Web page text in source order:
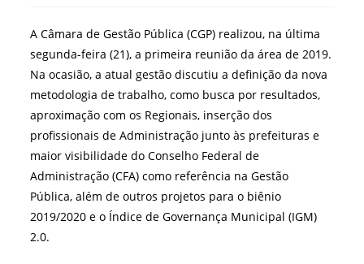
A Câmara de Gestão Pública (CGP) realizou, na última
segunda-feira (21), a primeira reunião da área de 2019.
Na ocasião, a atual gestão discutiu a definição da nova
metodologia de trabalho, como busca por resultados,
aproximação com os Regionais, inserção dos
profissionais de Administração junto às prefeituras e
maior visibilidade do Conselho Federal de
Administração (CFA) como referência na Gestão
Pública, além de outros projetos para o biênio
2019/2020 e o Índice de Governança Municipal (IGM)
2.0.